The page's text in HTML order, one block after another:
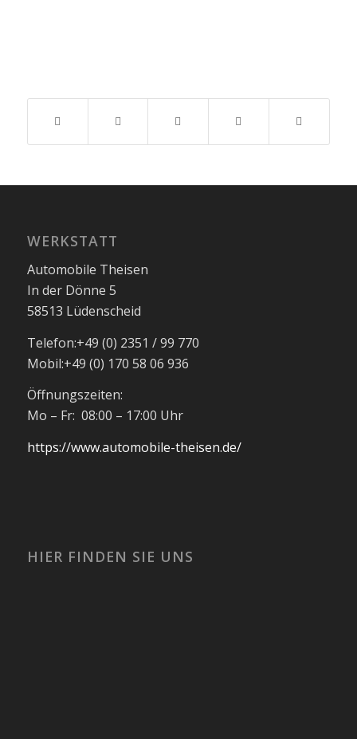
WERKSTATT
Automobile Theisen
In der Dönne 5
58513 Lüdenscheid
Telefon:+49 (0) 2351 / 99 770
Mobil:+49 (0) 170 58 06 936
Öffnungszeiten:
Mo – Fr: 08:00 – 17:00 Uhr
https://www.automobile-theisen.de/
HIER FINDEN SIE UNS